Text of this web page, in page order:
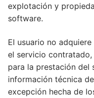
explotación y
software.
El usuario no
el servicio
para la prestación del
información técnica
excepción hecha de